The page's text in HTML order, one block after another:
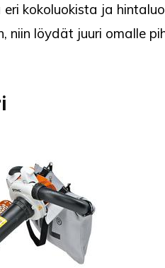
kokoluokista ja
niin löydät juuri omalle